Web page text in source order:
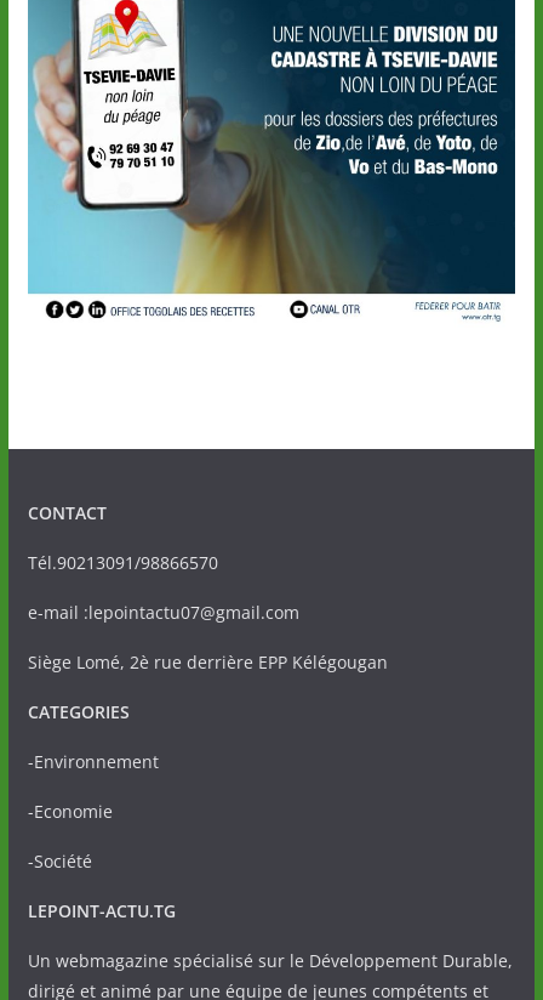
CONTACT
Tél.90213091/98866570
e-mail :lepointactu07@gmail.com
Siège Lomé, 2è rue derrière EPP Kélégougan
CATEGORIES
-Environnement
-Economie
-Société
LEPOINT-ACTU.TG
Un webmagazine spécialisé sur le Développement Durable,
dirigé et animé par une équipe de jeunes compétents et